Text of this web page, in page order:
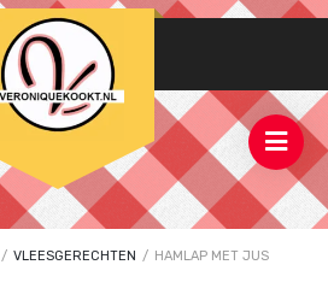
/ VLEESGERECHTEN / HAMLAP MET JUS